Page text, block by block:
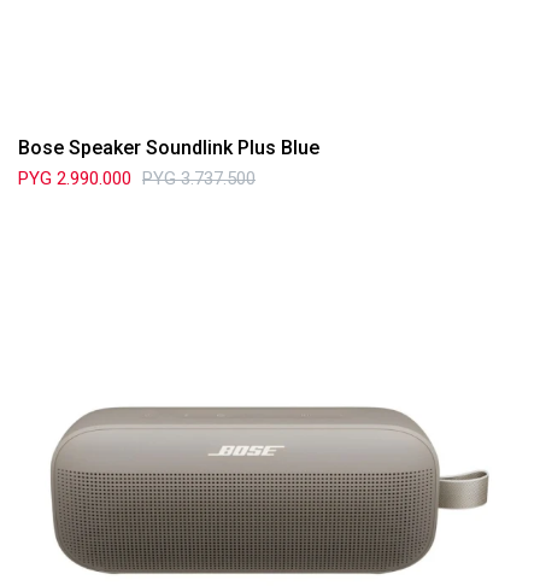
Bose Speaker Soundlink Plus Blue
PYG 2.990.000 PYG 3.737.500